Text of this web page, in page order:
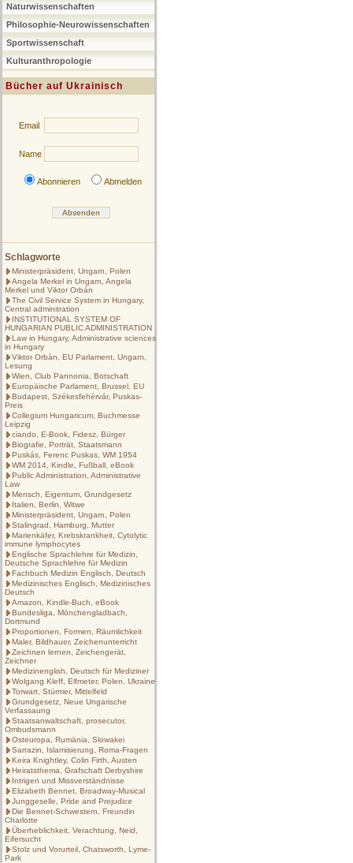
Naturwissenschaften
Philosophie-Neurowissenschaften
Sportwissenschaft
Kulturanthropologie
Bücher auf Ukrainisch
Email
Name
Abonnieren Abmelden
Schlagworte
Ministerpräsident, Ungarn, Polen
Angela Merkel in Ungarn, Angela
Merkel und Viktor Orbán
The Civil Service System in Hungary,
Central adminitration
INSTITUTIONAL SYSTEM OF
HUNGARIAN PUBLIC ADMINISTRATION
Law in Hungary, Administrative sciences
in Hungary
Viktor Orbán, EU Parlament, Ungarn,
Lesung
Wien, Club Pannonia, Botschaft
Europäische Parlament, Brussel, EU
Budapest, Székesfehérvár, Puskas-
Preis
Collegium Hungaricum, Buchmesse
Leipzig
ciando, E-Book, Fidesz, Bürger
Biografie, Porträt, Staatsmann
Puskás, Ferenc Puskas, WM 1954
WM 2014, Kindle, Fußball, eBook
Public Administration, Administrative
Law
Mensch, Eigentum, Grundgesetz
Italien, Berlin, Witwe
Ministerpräsident, Ungarn, Polen
Stalingrad, Hamburg, Mutter
Marienkäfer, Krebskrankheit, Cytolytic
immune lymphocytes
Englische Sprachlehre für Medizin,
Deutsche Sprachlehre für Medizin
Fachbuch Medizin Englisch, Deutsch
Medizinisches Englisch, Medizinisches
Deutsch
Amazon, Kindle-Buch, eBook
Bundesliga, Mönchengladbach,
Dortmund
Proportionen, Formen, Räumlichkeit
Maler, Bildhauer, Zeichenunterricht
Zeichnen lernen, Zeichengerät,
Zeichner
Medizinenglish, Deutsch für Mediziner
Wolgang Kleff, Elfmeter, Polen, Ukraine
Torwart, Stürmer, Mittelfeld
Grundgesetz, Neue Ungarische
Verfassaung
Staatsanwaltschaft, prosecutor,
Ombudsmann
Osteuropa, Rumänia, Slowakei
Sarrazin, Islamisierung, Roma-Fragen
Keira Knightley, Colin Firth, Austen
Heiratsthema, Grafschaft Derbyshire
Intrigen und Missverständnisse
Elizabeth Bennet, Broadway-Musical
Junggeselle, Pride and Prejudice
Die Bennet-Schwestern, Freundin
Charlotte
Überheblichkeit, Verachtung, Neid,
Eifersucht
Stolz und Vorurteil, Chatsworth, Lyme-
Park